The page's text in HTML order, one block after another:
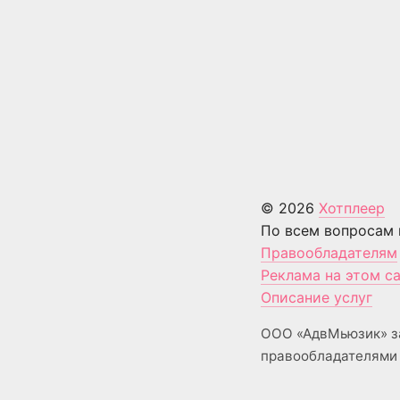
© 2026 Хотплеер
По всем вопросам
Правообладателям
Реклама на этом
Описание услуг
ООО «АдвМьюзик»